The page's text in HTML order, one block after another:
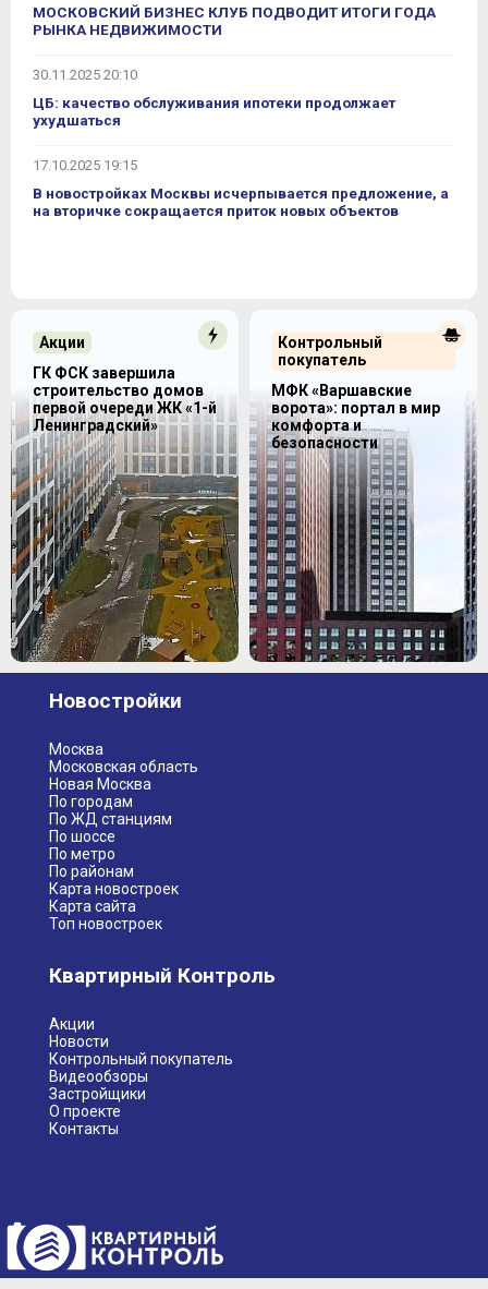
МОСКОВСКИЙ БИЗНЕС КЛУБ ПОДВОДИТ ИТОГИ ГОДА
РЫНКА НЕДВИЖИМОСТИ
30.11.2025 20:10
ЦБ: качество обслуживания ипотеки продолжает
ухудшаться
17.10.2025 19:15
В новостройках Москвы исчерпывается предложение, а
на вторичке сокращается приток новых объектов
Контрольный
покупатель
МФК «Варшавские
ворота»: портал в мир
комфорта и
безопасности
Акции
ГК ФСК завершила
строительство домов
первой очереди ЖК «1-й
Ленинградский»
Новостройки
Москва
Московская область
Новая Москва
По городам
По ЖД станциям
По шоссе
По метро
По районам
Карта новостроек
Карта сайта
Топ новостроек
Квартирный Контроль
Акции
Новости
Контрольный покупатель
Видеообзоры
Застройщики
О проекте
Контакты